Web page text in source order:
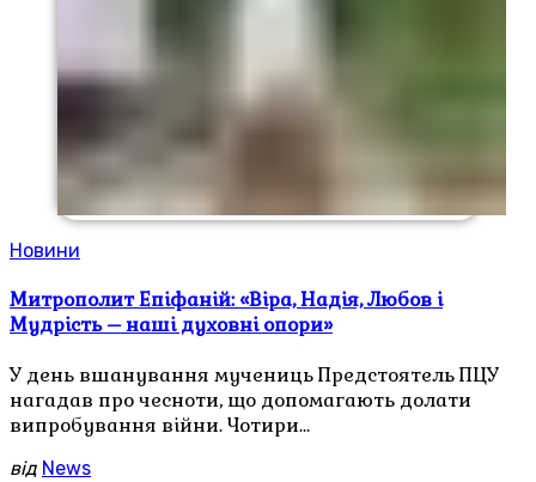
Новини
Митрополит Епіфаній: «Віра, Надія, Любов і
Мудрість – наші духовні опори»
У день вшанування мучениць Предстоятель ПЦУ
нагадав про чесноти, що допомагають долати
випробування війни. Чотири…
від News